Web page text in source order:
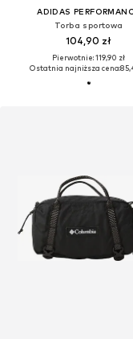
ADIDAS
Torba sportowa
104,90 zł
Pierwotnie: 119,90 zł
Ostatnia najniższa cena: